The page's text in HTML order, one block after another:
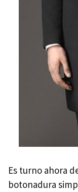
Es turno ahora
botonadura